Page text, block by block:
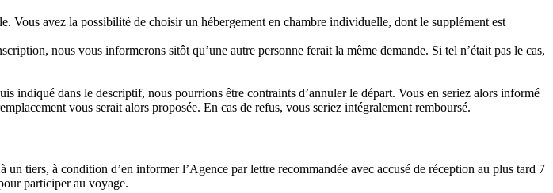
Vous avez la possibilité de choisir un hébergement en chambre individuelle, dont le supplément est
nous vous informerons sitôt qu’une autre personne ferait la même demande. Si tel n’était pas le cas,
indiqué dans le descriptif, nous pourrions être contraints d’annuler le départ. Vous en seriez alors informé
vous serait alors proposée. En cas de refus, vous seriez intégralement remboursé.
tiers, à condition d’en informer l’Agence par lettre recommandée avec accusé de réception au plus tard 7
participer au voyage.